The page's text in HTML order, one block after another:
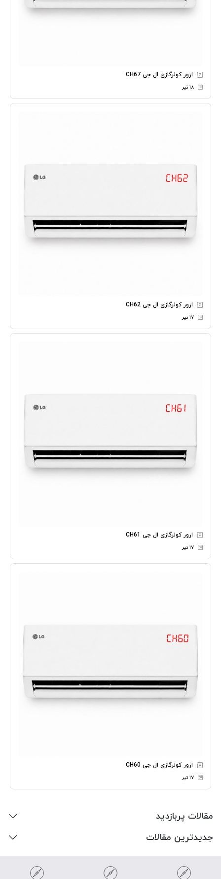
ارور کولرگازی ال جی CH67
۱۸ تیر
ارور کولرگازی ال جی CH62
۱۷ تیر
ارور کولرگازی ال جی CH61
۱۷ تیر
ارور کولرگازی ال جی CH60
۱۷ تیر
مقالات پربازدید
جدیدترین مقالات